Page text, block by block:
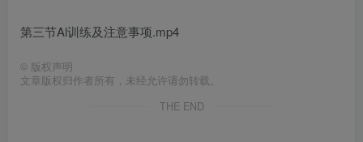
第三节Al训练及注意事项.mp4
© 版权声明
文章版权归作者所有，未经允许请勿转载。
THE END